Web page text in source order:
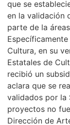
que se
en la validación
parte de la
Cultura, en su
Estatales de
recibió un
aclara que se
validados por la
proyectos no
Dirección de